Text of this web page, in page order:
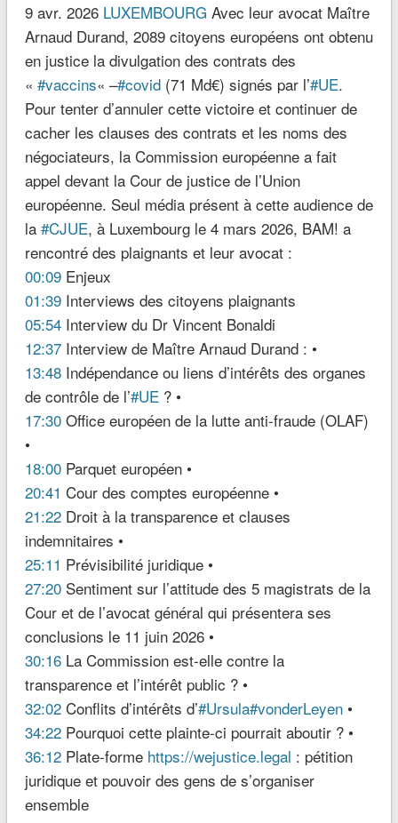
9 avr. 2026 LUXEMBOURG Avec leur avocat Maître
Arnaud Durand, 2089 citoyens européens ont obtenu
en justice la divulgation des contrats des
« #vaccins« –#covid(71 Md€) signés par l’#UE.
Pour tenter d’annuler cette victoire et continuer de
cacher les clauses des contrats et les noms des
négociateurs, la Commission européenne a fait
appel devant la Cour de justice de l’Union
européenne. Seul média présent à cette audience de
la #CJUE, à Luxembourg le 4 mars 2026, BAM! a
rencontré des plaignants et leur avocat :
00:09Enjeux
01:39Interviews des citoyens plaignants
05:54Interview du Dr Vincent Bonaldi
12:37Interview de Maître Arnaud Durand : •
13:48Indépendance ou liens d’intérêts des organes
de contrôle de l’#UE? •
17:30Office européen de la lutte anti-fraude (OLAF)
•
18:00Parquet européen •
20:41 Cour des comptes européenne •
21:22Droit à la transparence et clauses
indemnitaires •
25:11 Prévisibilité juridique •
27:20Sentiment sur l’attitude des 5 magistrats de la
Cour et de l’avocat général qui présentera ses
conclusions le 11 juin 2026 •
30:16La Commission est-elle contre la
transparence et l’intérêt public ? •
32:02Conflits d’intérêts d’#Ursula#vonderLeyen•
34:22Pourquoi cette plainte-ci pourrait aboutir ? •
36:12Plate-forme https://wejustice.legal : pétition
juridique et pouvoir des gens de s’organiser
ensemble